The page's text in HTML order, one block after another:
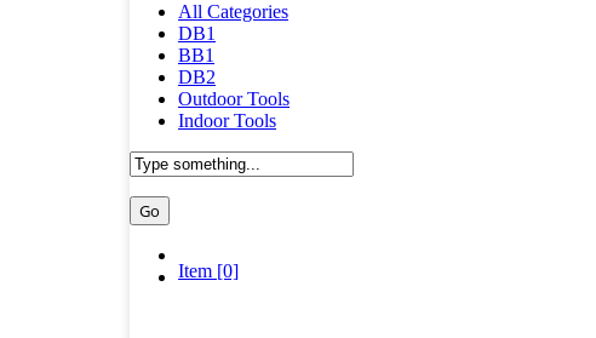
All Categories
DB1
BB1
DB2
Outdoor Tools
Indoor Tools
Item [0]